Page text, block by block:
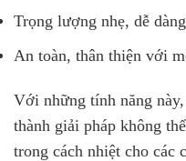
Trọng lượng nhẹ, dễ
An toàn, thân thiện với
Với những tính năng
thành giải pháp không
trong cách nhiệt cho các